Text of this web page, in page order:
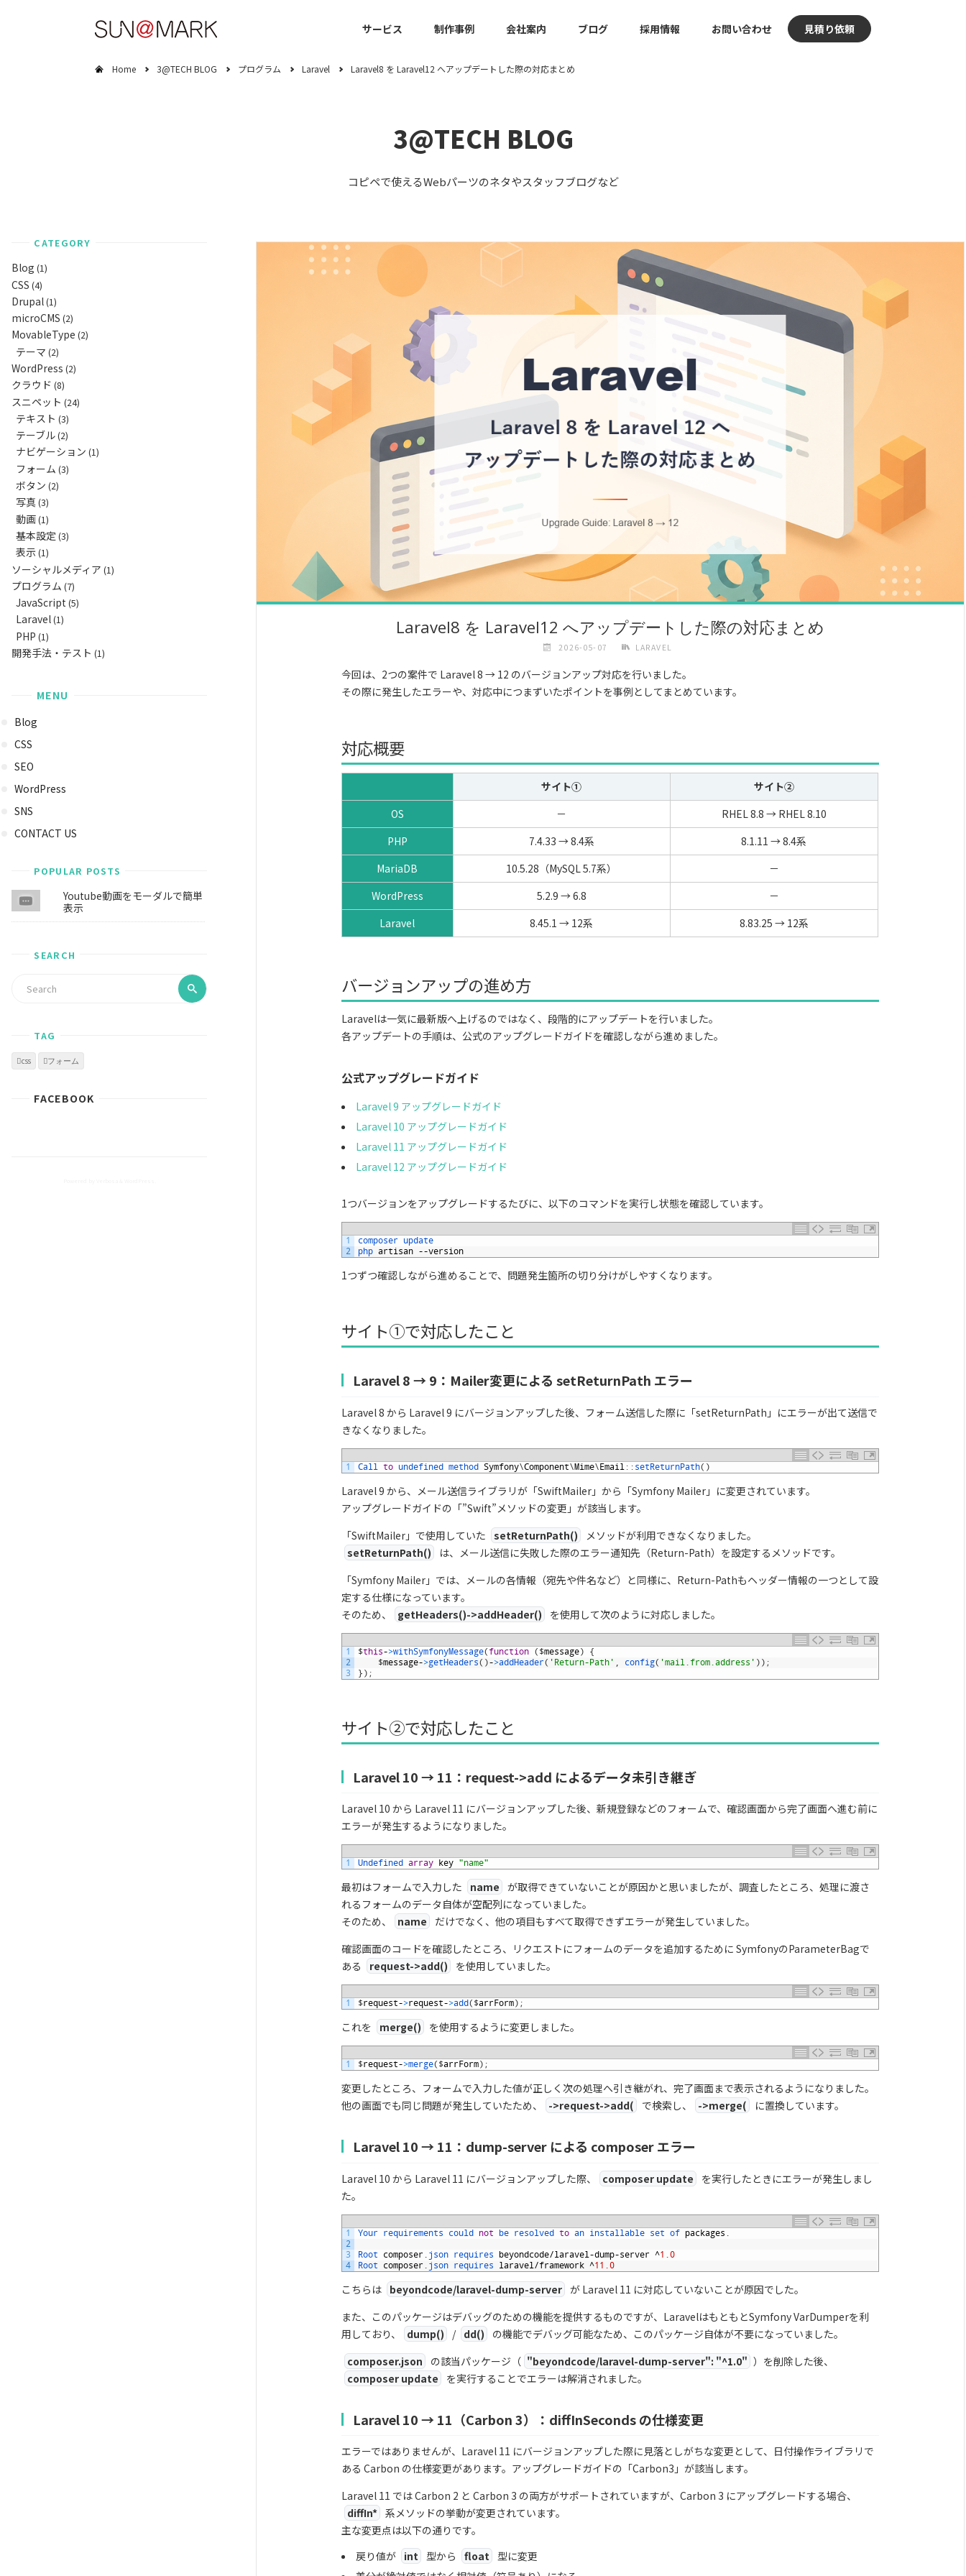
Home 3@TECH BLOG プログラム Laravel Laravel8 を Laravel12 へアップデートした際の対応まとめ
サービス
システム設計・開発
制作事例 会社案内
メッセージ
ブログ 採用情報 お問い合わせ 見積り依頼
3@TECH BLOG
コピペで使えるWebパーツのネタやスタッフブログなど
CATEGORY
Blog (1)
CSS (4)
Drupal(1)
microCMS (2)
MovableType (2)
テーマ (2)
WordPress (2)
クラウド (8)
スニペット (24)
テキスト (3)
テーブル(2)
ナビゲーション (1)
フォーム (3)
ボタン (2)
写真(3)
動画(1)
基本設定 (3)
表示(1)
ソーシャルメディア (1)
プログラム (7)
JavaScript (5)
Laravel(1)
PHP (1)
開発手法・テスト (1)
MENU
Blog
CSS
SEO
WordPress
SNS
CONTACT US
POPULAR POSTS
Youtube動画をモーダルで簡単
表示
SEARCH
TAG
css フォーム
FACEBOOK
Laravel8 を Laravel12 へアップデートした際の対応まとめ
2026-05-07 LARAVEL
今回は、2つの案件で Laravel 8 → 12 のバージョンアップ対応を行いました。
その際に発生したエラーや、対応中につまずいたポイントを事例としてまとめています。
対応概要
サイト①
サイト②
OS
－
RHEL 8.8 → RHEL 8.10
PHP
7.4.33 → 8.4系
8.1.11 → 8.4系
MariaDB
10.5.28（MySQL 5.7系）
－
WordPress
5.2.9 → 6.8
－
Laravel
8.45.1 → 12系 8.83.25 → 12系
バージョンアップの進め方
Laravelは一気に最新版へ上げるのではなく、段階的にアップデートを行いました。
各アップデートの手順は、公式のアップグレードガイドを確認しながら進めました。
公式アップグレードガイド
Laravel 9 アップグレードガイド
Laravel 10 アップグレードガイド
Laravel 11 アップグレードガイド
Laravel 12 アップグレードガイド
1つバージョンをアップグレードするたびに、以下のコマンドを実行し状態を確認しています。
1
2
composer update
php artisan --version
1つずつ確認しながら進めることで、問題発生箇所の切り分けがしやすくなります。
サイト①で対応したこと
Laravel 8 → 9：Mailer変更による setReturnPath エラー
Laravel 8 から Laravel 9 にバージョンアップした後、フォーム送信した際に「setReturnPath」にエラーが出て送信で
きなくなりました。
1 Call to undefined method Symfony\Component\Mime\ Email: : setReturnPath( )
Laravel 9 から、メール送信ライブラリが「SwiftMailer」から「Symfony Mailer」に変更されています。
アップグレードガイドの「”Swift”メソッドの変更」が該当します。
「SwiftMailer」で使用していた setReturnPath()
メソッドが利用できなくなりました。
setReturnPath()
は、メール送信に失敗した際のエラー通知先（Return-Path）を設定するメソッドです。
「Symfony Mailer」では、メールの各情報（宛先や件名など）と同様に、Return-Pathもヘッダー情報の一つとして設
定する仕様になっています。
そのため、
getHeaders()->addHeader() を使用して次のように対応しました。
1
2
3
$this->withSymfonyMessage( function ( $message)
{
$message->getHeaders( )->addHeader( 'Return-Path' , config( 'mail.from.address' ) ) ;
} ) ;
サイト②で対応したこと
Laravel 10 → 11：request->add によるデータ未引き継ぎ
Laravel 10 から Laravel 11 にバージョンアップした後、新規登録などのフォームで、確認画面から完了画面へ進む前に
エラーが発生するようになりました。
1 Undefined array key "name"
最初はフォームで入力した name が取得できていないことが原因かと思いましたが、調査したところ、処理に渡さ
れるフォームのデータ自体が空配列になっていました。
そのため、
name
だけでなく、他の項目もすべて取得できずエラーが発生していました。
確認画面のコードを確認したところ、リクエストにフォームのデータを追加するために SymfonyのParameterBagで
ある
request->add() を使用していました。
1 $request->request->add( $arrForm) ;
これを merge() を使用するように変更しました。
1 $request->merge( $arrForm) ;
変更したところ、フォームで入力した値が正しく次の処理へ引き継がれ、完了画面まで表示されるようになりました。
他の画面でも同じ問題が発生していたため、
->request->add( で検索し、 ->merge( に置換しています。
Laravel 10 → 11：dump-server による composer エラー
Laravel 10 から Laravel 11 にバージョンアップした際、 composer update
を実行したときにエラーが発生しまし
た。
1
2
3
4
Your requirements could not be resolved to an installable set of packages
Root composer json requires beyondcode/laravel -dump-server ^1.0
Root composer json requires laravel /framework ^11.0
こちらは beyondcode/laravel-dump-server が Laravel 11 に対応していないことが原因でした。
また、このパッケージはデバッグのための機能を提供するものですが、LaravelはもともとSymfony VarDumperを利
用しており、
dump() / dd()
の機能でデバッグ可能なため、このパッケージ自体が不要になっていました。
composer.json
の該当パッケージ（ "beyondcode/laravel-dump-server": "^1.0" ）を削除した後、
composer update
を実行することでエラーは解消されました。
Laravel 10 → 11（Carbon 3）：diffInSeconds の仕様変更
エラーではありませんが、Laravel 11 にバージョンアップした際に見落としがちな変更として、日付操作ライブラリで
ある Carbon の仕様変更があります。アップグレードガイドの「Carbon3」が該当します。
Laravel 11 では Carbon 2 と Carbon 3 の両方がサポートされていますが、Carbon 3 にアップグレードする場合、
diffIn* 系メソッドの挙動が変更されています。
主な変更点は以下の通りです。
戻り値が int 型から float 型に変更